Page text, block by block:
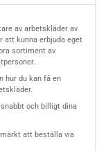
av arbetskläderav
att kunna erbjuda eget
sortiment av
hur du kan få en
och billigt dina
att beställa via